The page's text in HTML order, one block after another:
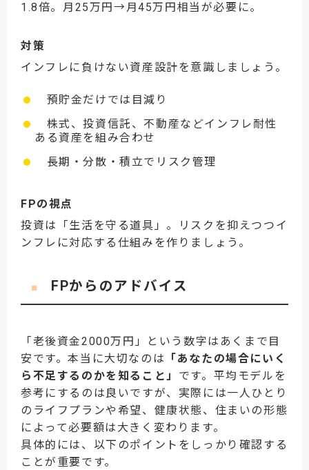
1.8倍。月25万円→月45万円相当が必要に。
対策
インフレに負けない資産設計を意識しましょう。
預貯金だけでは目減り
株式、投資信託、不動産などインフレ耐性
ある資産を組み合わせ
長期・分散・積立でリスク管理
FPの視点
投資は「生活を守る道具」。リスクを抑えつつイ
ンフレに対応する仕組みを作りましょう。
■ FPからのアドバイス
「老後資金2000万円」という数字はあくまで目
安です。本当に大切なのは
「あなたの場合にいく
ら不足するのかを知ること」 です。平均モデルを
参考にするのは良いですが、実際には一人ひとり
のライフプランや希望、健康状態、住まいの形態
によって必要額は大きく変わります。
具体的には、以下のポイントをしっかり確認する
ことが重要です。